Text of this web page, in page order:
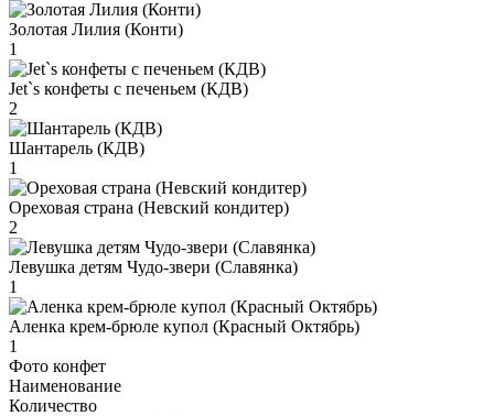
Золотая Лилия (Конти)
1
Jet`s конфеты с печеньем (КДВ)
2
Шантарель (КДВ)
1
Ореховая страна (Невский кондитер)
2
Левушка детям Чудо-звери (Славянка)
1
Аленка крем-брюле купол (Красный Октябрь)
1
Фото конфет
Наименование
Количество